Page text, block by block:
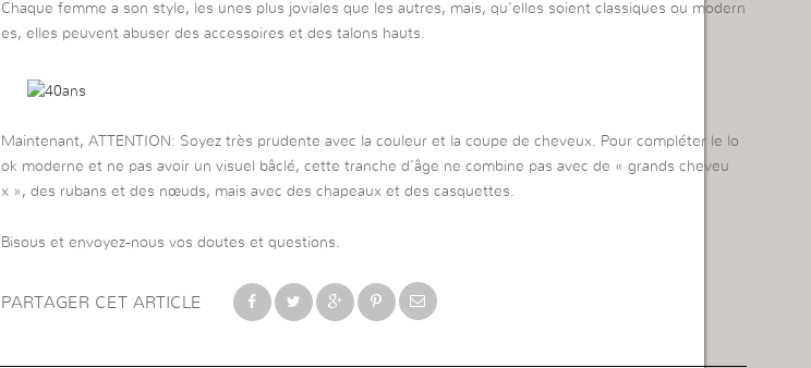
Chaque femme a son style, les unes plus joviales que les autres, mais, qu’elles soient classiques ou modern
es, elles peuvent abuser des accessoires et des talons hauts.
Maintenant, ATTENTION: Soyez très prudente avec la couleur et la coupe de cheveux. Pour compléter le lo
ok moderne et ne pas avoir un visuel bâclé, cette tranche d’âge ne combine pas avec de « grands cheveu
x », des rubans et des nœuds, mais avec des chapeaux et des casquettes.
Bisous et envoyez-nous vos doutes et questions.
PARTAGER CET ARTICLE